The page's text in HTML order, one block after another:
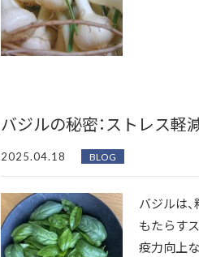
バジルの秘密：ストレス
2025.04.18 BLOG
バジルは
もたらす
疫力向上